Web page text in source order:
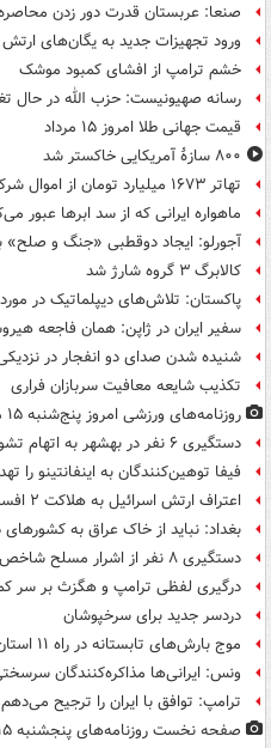
صنعا: عربستان قدرت دور زدن محاصره
ورود تجهیزات جدید به یگان‌های ارتش
خشم ترامپ از افشای کمبود موشک
رسانه صهیونیست: حزب الله در حال
قیمت جهانی طلا امروز ۱۵ مرداد
۸۰۰ سازۀ آمریکایی خاکستر شد
تهاتر ۱۶۷۳ میلیارد تومان از اموال شرکت‌های تراستی
ماهواره ایرانی که از سد ابرها عبور
آجورلو: ایجاد دوقطبی «جنگ و
کالابرگ ۳ گروه شارژ شد
پاکستان: تلاش‌های دیپلماتیک در مورد
سفیر ایران در ژاپن: همان فاجعه
شنیده شدن صدای دو انفجار در
تکذیب شایعه معافیت سربازان فراری
روزنامه‌های ورزشی امروز پنج‌شنبه ۱۵ مرداد ۱۴۰۵
دستگیری ۶ نفر در بهشهر به اتهام تشویش اذهان عمومی
فیفا توهین‌کنندگان به اینفانتینو را
اعتراف ارتش اسرائیل به هلاکت ۲ افسر در تله انفجاری حزب‌الله
بغداد: نباید از خاک عراق به
دستگیری ۸ نفر از اشرار مسلح شاخص و مرتبطین گروهک های تروریستی
درگیری لفظی ترامپ و هگزث بر سر
دردسر جدید برای سرخپوشان
موج بارش‌های تابستانه در راه ۱۱ استان
ونس: ایرانی‌ها مذاکره‌کنندگان
ترامپ: توافق با ایران را ترجیح می‌دهم
صفحه نخست روزنامه‌های پنجشنبه ۱۵ مرداد ۱۴۰۵